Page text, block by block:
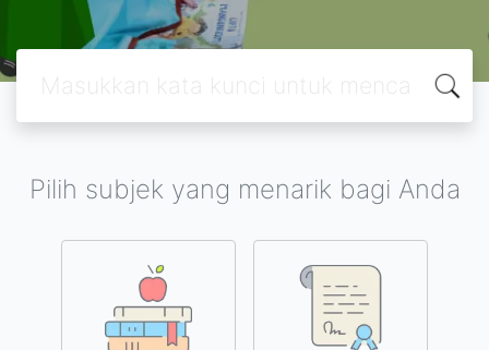
Pilih subjek yang menarik bagi Anda